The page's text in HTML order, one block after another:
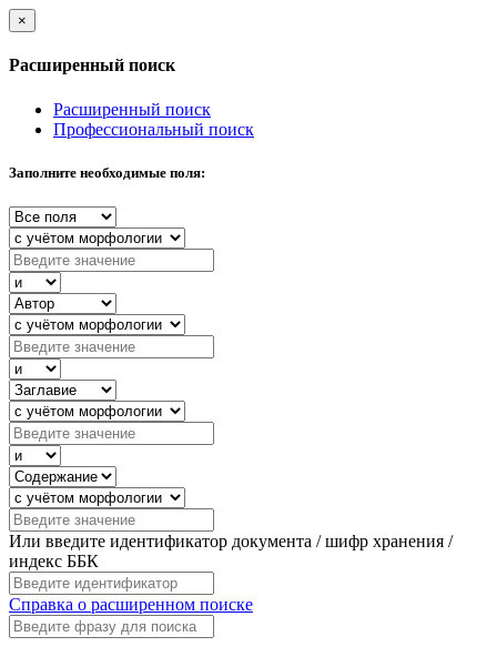
×
Расширенный поиск
Расширенный поиск
Профессиональный поиск
Заполните необходимые поля:
Или введите идентификатор документа / шифр хранения /
индекс ББК
Справка о расширенном поиске